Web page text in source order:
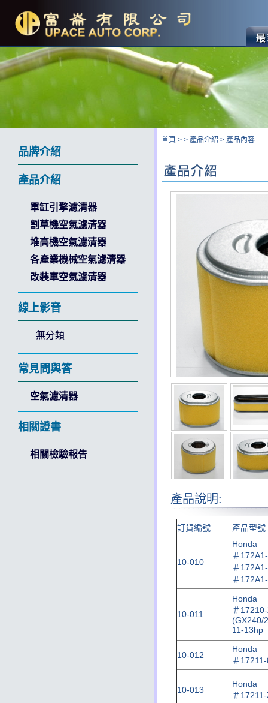
品牌介紹
產品介紹
單缸引擎濾清器
割草機空氣濾清器
堆高機空氣濾清器
各產業機械空氣濾清器
改裝車空氣濾清器
線上影音
無分類
常見問與答
空氣濾清器
相關證書
相關檢驗報告
首頁 > > 產品介紹 > 產品內容
產品說明:
訂貨編號 產品型號
10-010
Honda
＃172A
＃172A
＃172A
10-011
Honda
＃
(GX240/
11-13hp
10-012
Honda
＃
10-013
Honda
＃